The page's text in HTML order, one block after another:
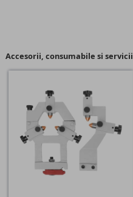
Accesorii, consumabile si servicii